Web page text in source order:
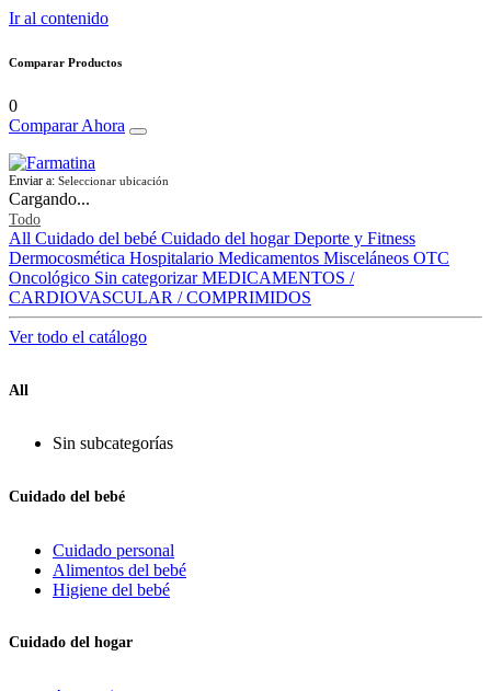
Ir al contenido
Comparar Productos
0
Comparar Ahora
Enviar a: Seleccionar ubicación
Cargando...
Todo
All Cuidado del bebé Cuidado del hogar Deporte y Fitness
Dermocosmética Hospitalario Medicamentos Misceláneos OTC
Oncológico Sin categorizar MEDICAMENTOS /
CARDIOVASCULAR / COMPRIMIDOS
Ver todo el catálogo
All
Sin subcategorías
Cuidado del bebé
Cuidado personal
Alimentos del bebé
Higiene del bebé
Cuidado del hogar